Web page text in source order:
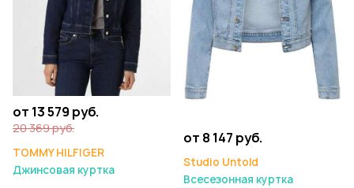
от 13 579 руб.
20 369 руб.
TOMMY HILFIGER
Джинсовая куртка
от 8 147 руб.
Studio Untold
Всесезонная куртка